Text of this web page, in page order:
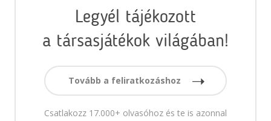
Legyél tájékozott
a társasjátékok világában!
Tovább a feliratkozáshoz
Csatlakozz 17.000+ olvasóhoz és te is azonnal